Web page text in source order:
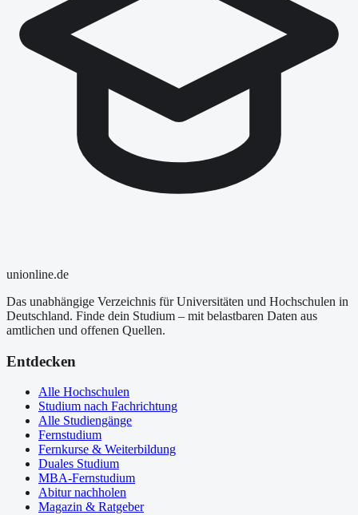
unionline.de
Das unabhängige Verzeichnis für Universitäten und Hochschulen in
Deutschland. Finde dein Studium – mit belastbaren Daten aus
amtlichen und offenen Quellen.
Entdecken
Alle Hochschulen
Studium nach Fachrichtung
Alle Studiengänge
Fernstudium
Fernkurse & Weiterbildung
Duales Studium
MBA-Fernstudium
Abitur nachholen
Magazin & Ratgeber